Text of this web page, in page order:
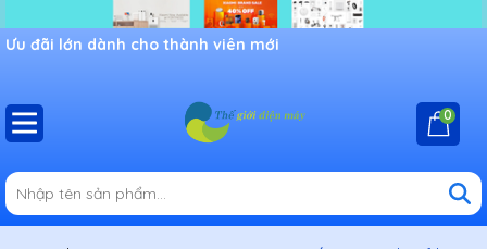
Ưu đãi lớn dành cho thành viên mới
0